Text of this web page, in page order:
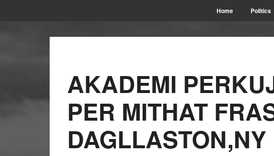
Home Politics
AKADEMI
PER MITHAT
DAGLLASTON,NY